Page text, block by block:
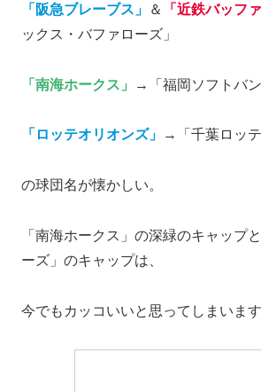
「阪急ブレーブス」 ＆ 「近鉄バッフ
ックス・バファローズ」
「南海ホークス」 →「福岡ソフトバン
「ロッテオリオンズ」 →「千葉ロッテ
の球団名が懐かしい。
「南海ホークス」の深緑のキャップ
ーズ」のキャップは、
今でもカッコいいと思ってしまいます